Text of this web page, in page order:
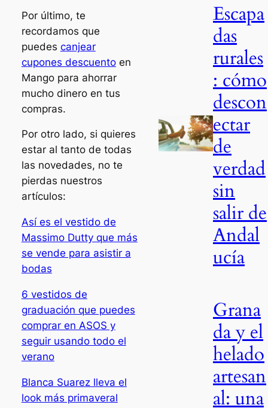
Por último, te
recordamos que
puedes canjear
cupones descuentoen
Mango para ahorrar
mucho dinero en tus
compras.
Por otro lado, si quieres
estar al tanto de todas
las novedades, no te
pierdas nuestros
artículos:
Así es el vestido de
Massimo Dutty que más
se vende para asistir a
bodas
6 vestidos de
graduación que puedes
comprar en ASOS y
seguir usando todo el
verano
Blanca Suarez lleva el
look más primaveral
Escapa
das
rurales
: cómo
descon
ectar
de
verdad
sin
salir de
Andal
ucía
Grana
da y el
helado
artesan
al: una